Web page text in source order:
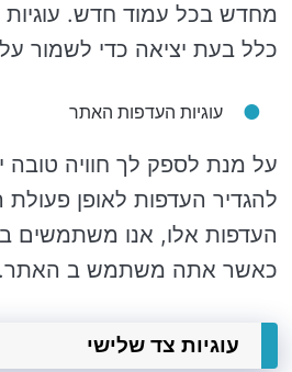
מחדש בכל עמוד חדש.
כלל בעת יציאה כדי לשמור
עוגיות העדפות האתר
על מנת לספק לך חוויה טובה
להגדיר העדפות לאופן פעולת
העדפות אלו, אנו משתמשים
כאשר אתה משתמש ב האתר.
עוגיות צד שלישי